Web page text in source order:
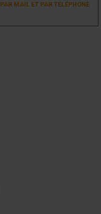
PAR MAIL ET PAR TÉLÉPHONE